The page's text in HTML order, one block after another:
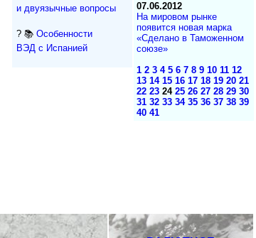
и двуязычные вопросы
? 📚 Особенности
ВЭД с Испанией
07.06.2012
На мировом рынке
появится новая марка
«Сделано в Таможенном
союзе»
1 2 3 4 5 6 7 8 9 10 11 12
13 14 15 16 17 18 19 20 21
22 23 24 25 26 27 28 29 30
31 32 33 34 35 36 37 38 39
40 41